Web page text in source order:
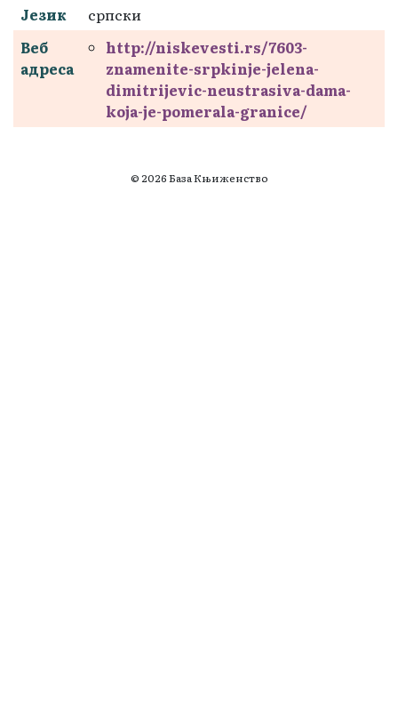
Језик
српски
Веб
адреса
http://niskevesti.rs/7603-
znamenite-srpkinje-jelena-
dimitrijevic-neustrasiva-dama-
koja-je-pomerala-granice/
© 2026 База Књиженство